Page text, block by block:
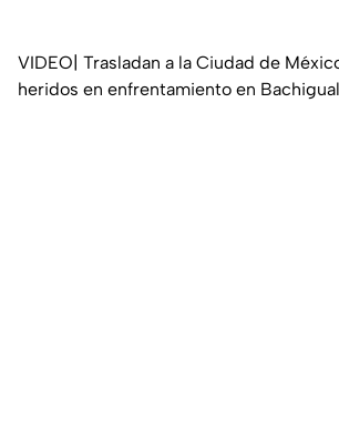
VIDEO| Trasladan a la Ciudad de
heridos en enfrentamiento en